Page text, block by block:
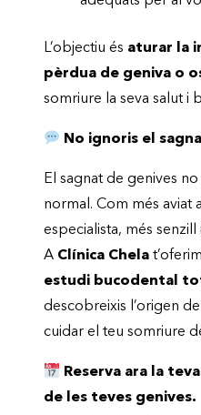
L’objectiu és aturar la
pèrdua de geniva o
somriure la seva salut i
No ignoris el
El sagnat de genives
normal. Com més aviat
especialista, més
A Clínica Chela
estudi bucodental
descobreixis l’origen
cuidar el teu somriure
Reserva ara la
de les teves genives.